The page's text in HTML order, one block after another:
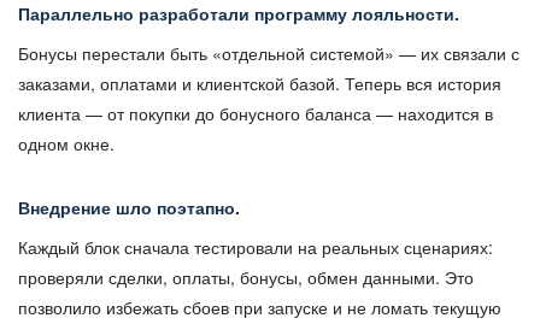
Параллельно разработали программу лояльности.
Бонусы перестали быть «отдельной системой» — их связали с
заказами, оплатами и клиентской базой. Теперь вся история
клиента — от покупки до бонусного баланса — находится в
одном окне.
Внедрение шло поэтапно.
Каждый блок сначала тестировали на реальных сценариях:
проверяли сделки, оплаты, бонусы, обмен данными. Это
позволило избежать сбоев при запуске и не ломать текущую